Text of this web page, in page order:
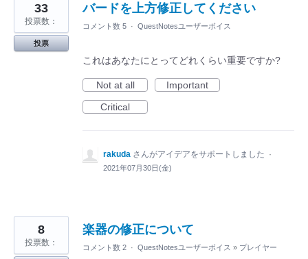
バードを上方修正してください
33
投票数：
投票
コメント数 5 · QuestNotesユーザーボイス
これはあなたにとってどれくらい重要ですか?
Not at all
Important
Critical
rakuda さんがアイデアをサポートしました ·
2021年07月30日(金)
楽器の修正について
8
投票数： コメント数 2 · QuestNotesユーザーボイス » プレイヤー